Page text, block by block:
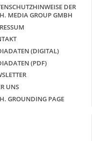
DER
MEDIA GROUP GMBH
(DIGITAL)
(PDF)
UNS
GROUNDING PAGE